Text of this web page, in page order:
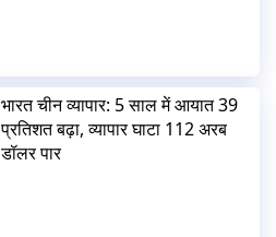
भारत चीन व्यापार: 5 साल में आयात 39
प्रतिशत बढ़ा, व्यापार घाटा 112 अरब
डॉलर पार